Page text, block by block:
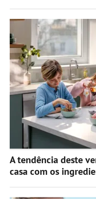
A tendência deste
casa com os